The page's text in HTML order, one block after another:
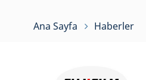
Ana Sayfa Haberler